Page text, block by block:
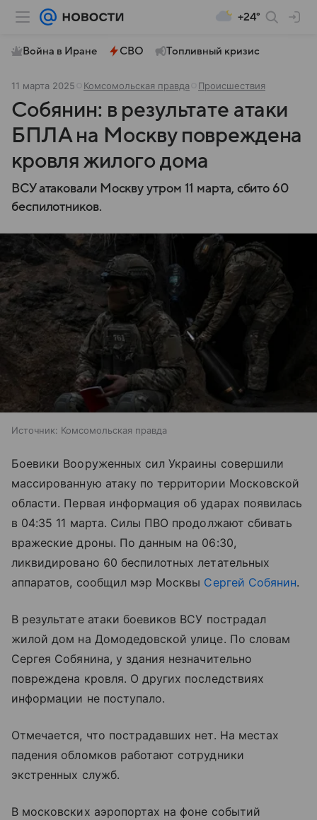
+24°
Война в Иране СВО Топливный кризис
11 марта 2025 Комсомольская правда Происшествия
Собянин: в результате атаки
БПЛА на Москву повреждена
кровля жилого дома
ВСУ атаковали Москву утром 11 марта, сбито 60
беспилотников.
Источник: Комсомольская правда
Боевики Вооруженных сил Украины совершили
массированную атаку по территории Московской
области. Первая информация об ударах появилась
в 04:35 11 марта. Силы ПВО продолжают сбивать
вражеские дроны. По данным на 06:30,
ликвидировано 60 беспилотных летательных
аппаратов, сообщил мэр Москвы Сергей Собянин.
В результате атаки боевиков ВСУ пострадал
жилой дом на Домодедовской улице. По словам
Сергея Собянина, у здания незначительно
повреждена кровля. О других последствиях
информации не поступало.
Отмечается, что пострадавших нет. На местах
падения обломков работают сотрудники
экстренных служб.
В московских аэропортах на фоне событий